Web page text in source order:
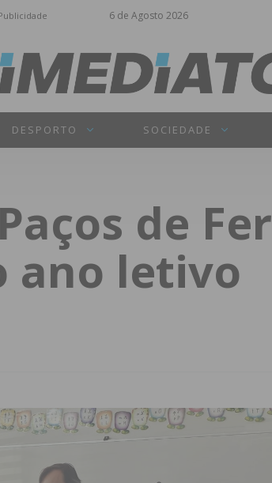
6 de Agosto 2026
DESPORTO SOCIEDADE
de
ano letivo